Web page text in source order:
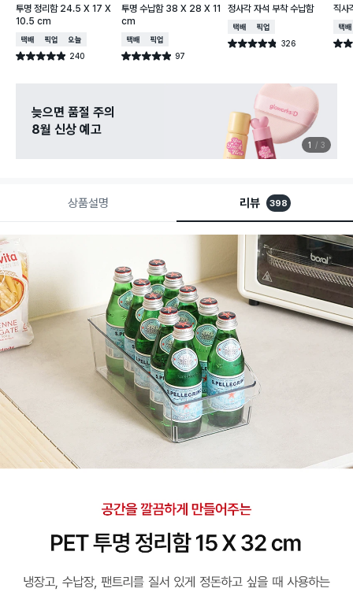
투명 정리함 24.5 X 17 X
10.5 cm
택배배송매장픽업오늘배송
별점 4.9점 240
건 작성
투명 수납함 38 X 28 X 11
cm
택배배송매장픽업
별점 4.9점 97
건 작성
정사각 자석 부착 수납함
택배배송매장픽업
별점 4.8점 326
건 작성
직사
택배
별점
늦으면 품절 주의
8월 신상 예고
1 3
상품설명 리뷰 398